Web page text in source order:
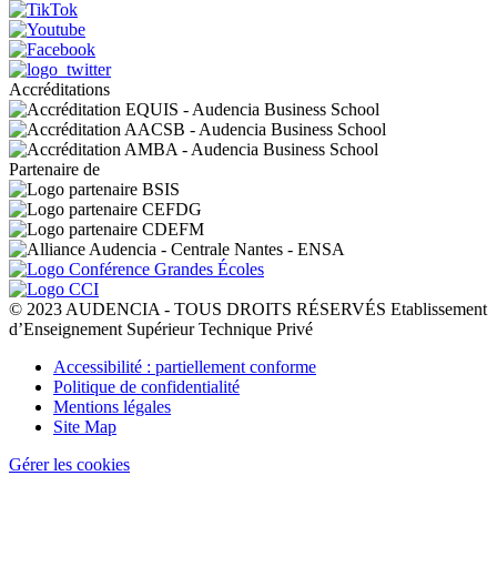
Accréditations
Partenaire de
© 2023 AUDENCIA - TOUS DROITS RÉSERVÉS Etablissement
d’Enseignement Supérieur Technique Privé
Pied
page
Accessibilité : partiellement conforme
Politique de confidentialité
Mentions légales
Site Map
Gérer les cookies